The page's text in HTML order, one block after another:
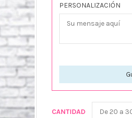
PERSONALIZACIÓN
CANTIDAD